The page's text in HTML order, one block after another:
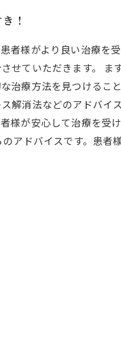
！
者様がより良い治療を
せていただきます。
治療方法を見つける
解消法などのアドバ
様が安心して治療を
アドバイスです。患